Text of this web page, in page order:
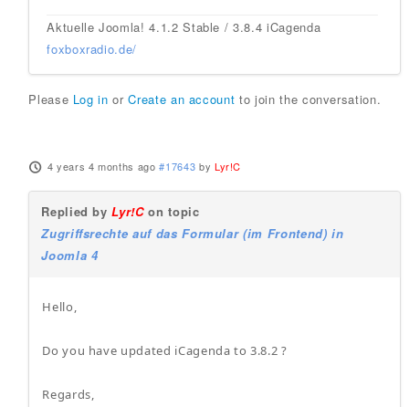
Aktuelle Joomla! 4.1.2 Stable / 3.8.4 iCagenda
foxboxradio.de/
Please Log in orCreate an account to join the conversation.
4 years 4 months ago #17643 by Lyr!C
Replied byLyr!Con topic
Zugriffsrechte auf das Formular (im Frontend) in
Joomla 4
Hello,
Do you have updated iCagenda to 3.8.2 ?
Regards,